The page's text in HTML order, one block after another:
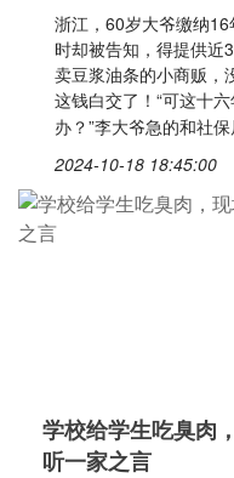
浙江，60岁大爷缴纳
时却被告知，得提供近
卖豆浆油条的小商贩，
这钱白交了！“可这十
办？”李大爷急的和社
2024-10-18 18:45:00
学校给学生吃臭肉
听一家之言